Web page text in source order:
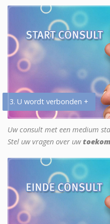
3. U wordt verbonden +
Uw consult met een medium
Stel uw vragen over uw